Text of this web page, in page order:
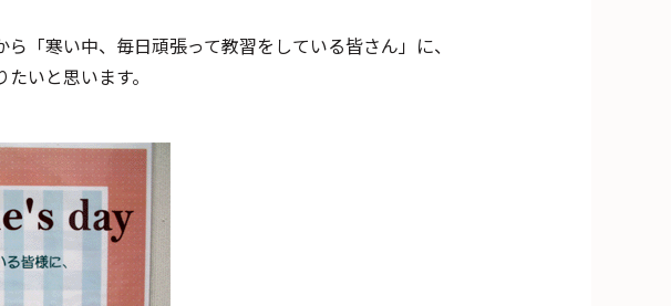
「寒い中、毎日頑張って教習をしている皆さん」に、
いと思います。